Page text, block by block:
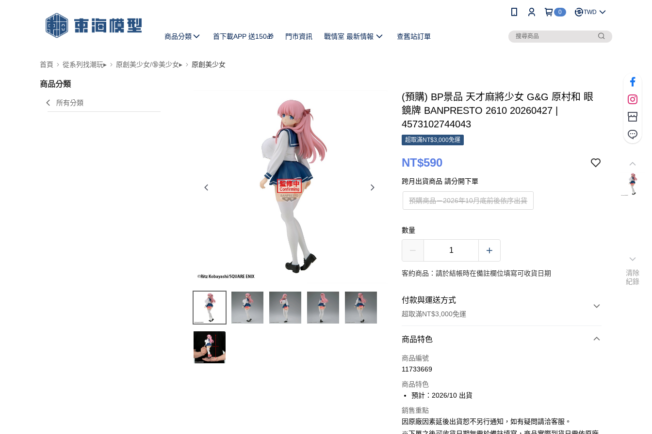
0 TWD
商品分類 首下載APP 送150🎁 門市資訊 戰情室 最新情報 查舊站訂單
首頁 從系列找潮玩▸ 原創美少女/🔞美少女▸ 原創美少女
商品分類
所有分類
(預購) BP景品 天才麻將少女 G&G 原村和 眼
鏡牌 BANPRESTO 2610 20260427 |
4573102744043
超取滿NT$3,000免運
NT$590
跨月出貨商品 請分開下單
預購商品－2026年10月底前後依序出貨
數量
客約商品：請於結帳時在備註欄位填寫可收貨日期
付款與運送方式
超取滿NT$3,000免運
付款方式
信用卡一次付款
Apple Pay
ATM付款
商品特色
商品編號
11733669
商品特色
預計：2026/10 出貨
銷售重點
因原廠因素延後出貨恕不另行通知，如有疑問請洽客服。
清除
紀錄